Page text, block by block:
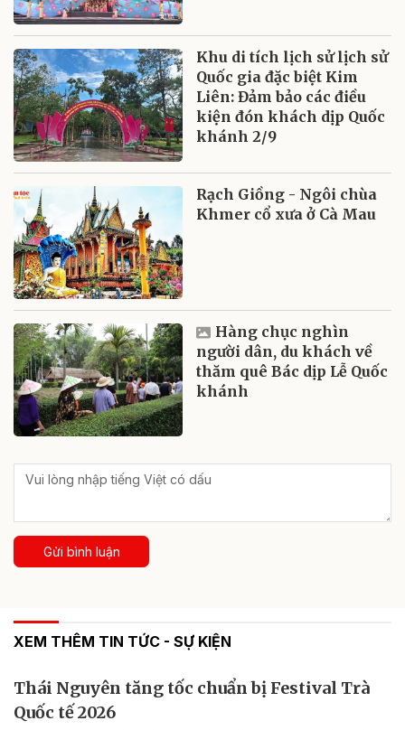
Khu di tích lịch sử lịch sử
Quốc gia đặc biệt Kim
Liên: Đảm bảo các điều
kiện đón khách dịp Quốc
khánh 2/9
Rạch Giồng - Ngôi chùa
Khmer cổ xưa ở Cà Mau
Hàng chục nghìn
người dân, du khách về
thăm quê Bác dịp Lễ Quốc
khánh
Gửi bình luận
XEM THÊM TIN TỨC - SỰ KIỆN
Thái Nguyên tăng tốc chuẩn bị Festival Trà
Quốc tế 2026